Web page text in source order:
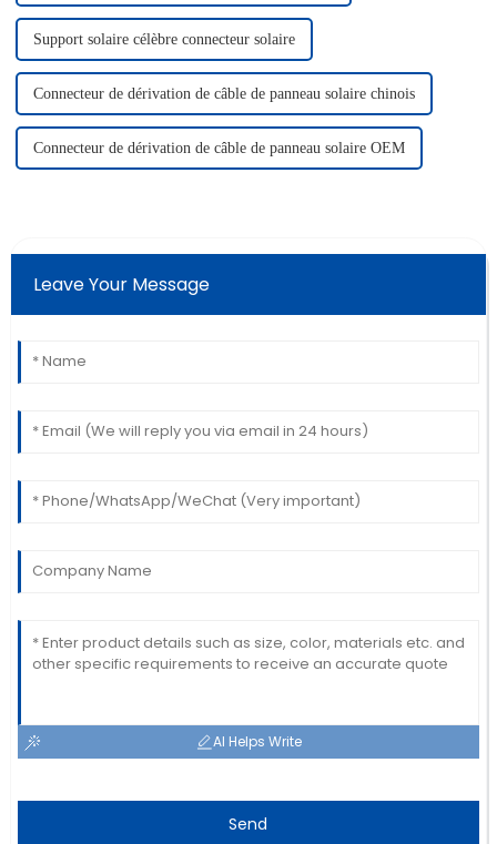
Support solaire célèbre connecteur solaire
Connecteur de dérivation de câble de panneau solaire chinois
Connecteur de dérivation de câble de panneau solaire OEM
Leave Your Message
AI Helps Write
Send